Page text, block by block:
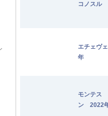
コノスル
エチェヴ
年
モンテス
ン 2022